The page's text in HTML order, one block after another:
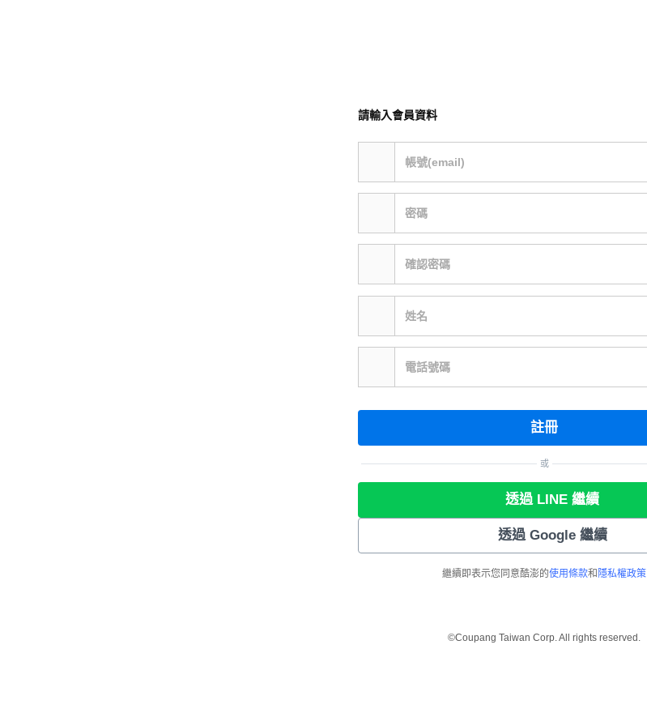
請輸入會員資料
帳號(email)
密碼
確認密碼
姓名
電話號碼
註冊
或
透過 LINE 繼續
透過 Google 繼續
繼續即表示您同意酷澎的使用條款和 隱私權政策
©Coupang Taiwan Corp. All rights reserved.